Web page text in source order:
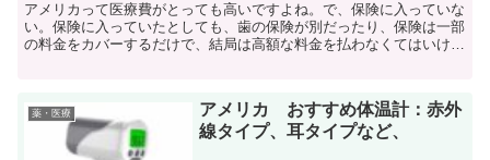
アメリカって医療費がとっても高いですよね。で、保険に入っていな
い。保険に入っていたとしても、歯の保険が別だったり、保険は一部
の料金をカバーするだけで、結局は高額な料金を払わなくてはいけな
薬・医療
アメリカ おすすめ体温計：赤外
線タイプ、耳タイプなど、